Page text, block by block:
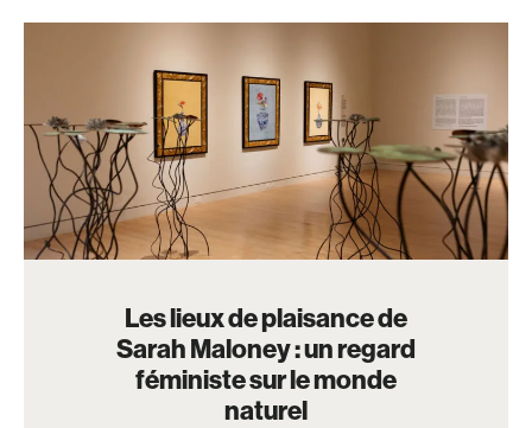
Les lieux de plaisance de
Sarah Maloney : un regard
féministe sur le monde
naturel